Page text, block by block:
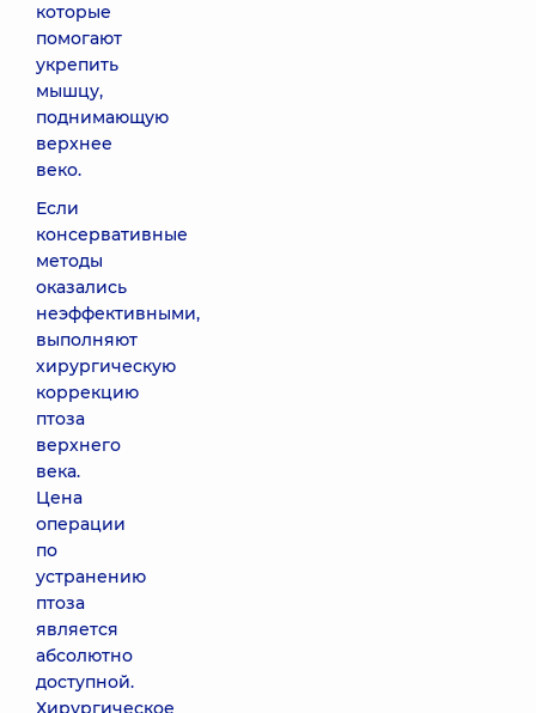
которые
помогают
укрепить
мышцу,
поднимающую
верхнее
веко.
Если
консервативные
методы
оказались
неэффективными,
выполняют
хирургическую
коррекцию
птоза
верхнего
века.
Цена
операции
по
устранению
птоза
является
абсолютно
доступной.
Хирургическое